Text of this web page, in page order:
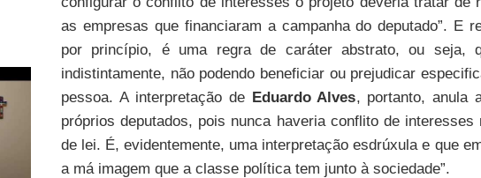
as empresas que financiaram a campanha do deputado”. E
por princípio, é uma regra de caráter abstrato, ou seja,
indistintamente, não podendo beneficiar ou prejudicar
pessoa. A interpretação de Eduardo Alves, portanto, anula
próprios deputados, pois nunca haveria conflito de interesses
de lei. É, evidentemente, uma interpretação esdrúxula e que
a má imagem que a classe política tem junto à sociedade”.